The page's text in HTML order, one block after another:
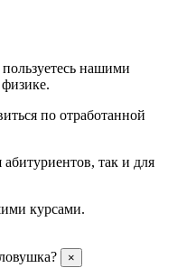
нашими
физике.
по отработанной
так и для
курсами.
×